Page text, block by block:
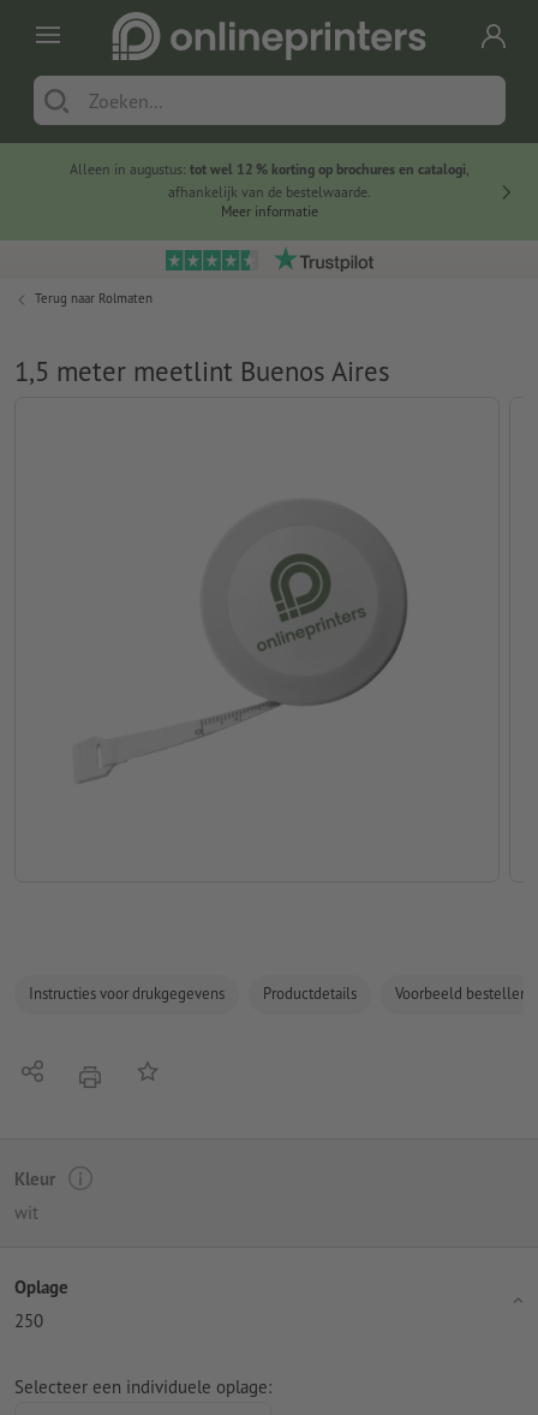
Alleen in augustus: tot wel 12 % korting op brochures en catalogi,
afhankelijk van de bestelwaarde.
Meer informatie
Terug naar Rolmaten
1,5 meter meetlint Buenos Aires
Instructies voor drukgegevens Productdetails Voorbeeld bestellen
Delen afdrukkenOp de lijst
Kleur
wit
Oplage
250
Selecteer een individuele oplage: